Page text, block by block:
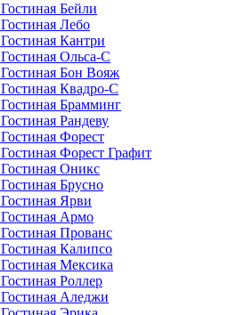
Гостиная Бейли
Гостиная Лебо
Гостиная Кантри
Гостиная Ольса-С
Гостиная Бон Вояж
Гостиная Квадро-С
Гостиная Брамминг
Гостиная Рандеву
Гостиная Форест
Гостиная Форест Графит
Гостиная Оникс
Гостиная Брусно
Гостиная Ярви
Гостиная Армо
Гостиная Прованс
Гостиная Калипсо
Гостиная Мексика
Гостиная Роллер
Гостиная Аледжи